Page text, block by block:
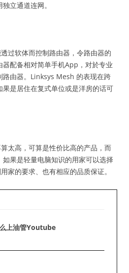
立通道连网。
过软体而控制路由器，令路由器的
配备相对简单手机App，对於专业
路由器。Linksys Mesh 的表现在跨
是居住在复式单位或是洋房的话可
太高，可算是性价比高的产品，而
果是轻量电脑知识的用家可以选择
家的要求、也有相应的品质保证。
上油管youtube